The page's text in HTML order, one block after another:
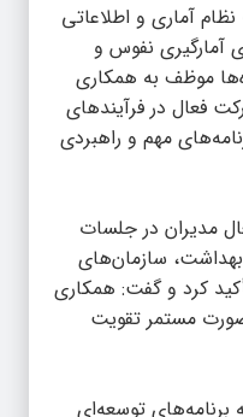
نظام آماری و اطلاعاتی
آمارگیری نفوس و
دستگاه‌ها موظف به همکاری
فعال در فرآیندهای
مهم و راهبردی
مدیران در جلسات
سازمان‌های
کرد و گفت: همکاری
مستمر تقویت
برنامه‌های توسعه‌ای